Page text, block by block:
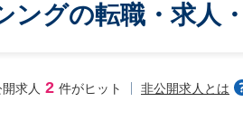
ングの転職・求人
求人 2 件がヒット 非公開求人とは